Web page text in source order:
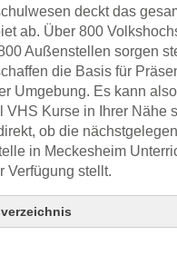
deckt das
ab. Über 800
Außenstellen sorgen
die Basis für
Umgebung. Es kann
VHS Kurse in Ihrer Nähe
ob die
in Meckesheim
Verfügung stellt.